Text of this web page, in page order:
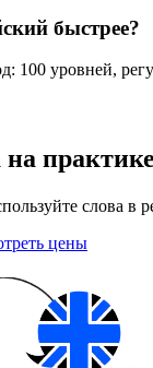
быстрее?
100 уровней,
на
слова
цены